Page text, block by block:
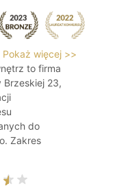
Pokaż więcej >>
to firma
Brzeskiej 23,
do
Zakres